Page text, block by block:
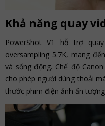
Khả năng quay
PowerShot V1 hỗ trợ
oversampling 5.7K, mang
và sống động. Chế độ
cho phép người dùng thoải
thước phim điện ảnh ấn